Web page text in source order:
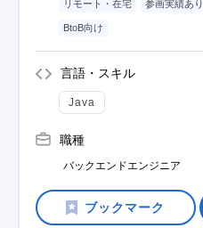
リモート・在宅 参画実績あり
BtoB向け
言語・スキル
Java
職種
バックエンドエンジニア